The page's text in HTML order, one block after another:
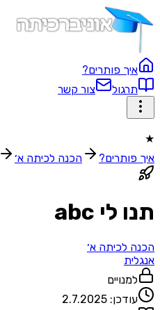
איך פותרים?
תרגול
צור קשר
★
איך פותרים?
הכנה לכיתה א׳
תנו לי abc
הכנה לכיתה א׳
אנגלית
למנויים
עודכן: 2.7.2025